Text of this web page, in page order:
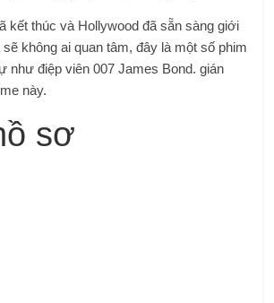
kết thúc và Hollywood đã sẵn sàng giới
không ai quan tâm, đây là một số phim
như điệp viên 007 James Bond. gián
này.
sơ